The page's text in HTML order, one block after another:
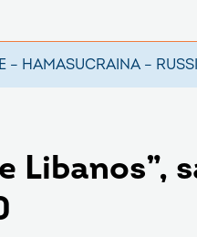
– HAMASUCRAINA –
Libanos”,